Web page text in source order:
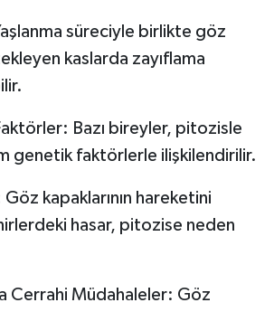
süreciyle birlikte göz
kaslarda zayıflama
Bazı bireyler, pitozisle
genetik faktörlerle ilişkilendirilir.
kapaklarının hareketini
hasar, pitozise neden
Müdahaleler: Göz